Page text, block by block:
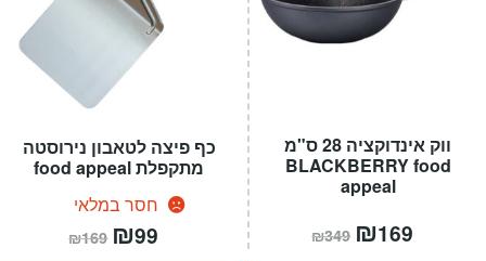
כף פיצה לטאבון נירוסטה
מתקפלת food appeal
חסר במלאי
₪169 המחיר
המקורי
₪99
ווק אינדוקציה 28 ס"מ
BLACKBERRY food
appeal
₪349 המחיר
המקורי
₪169